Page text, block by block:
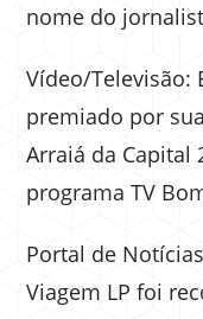
nome do
Vídeo/Televisão:
premiado por
Arraiá da Capital
programa TV
Portal de
Viagem LP foi